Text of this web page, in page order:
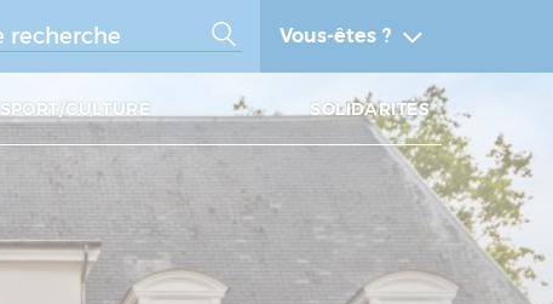
Vous-êtes ?
SPORT/CULTURE SOLIDARITÉS